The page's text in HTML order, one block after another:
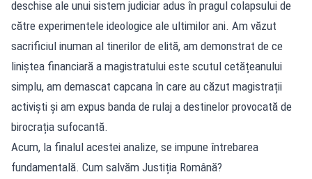
deschise ale unui sistem judiciar adus în pragul colapsului de
către experimentele ideologice ale ultimilor ani. Am văzut
sacrificiul inuman al tinerilor de elită, am demonstrat de ce
liniștea financiară a magistratului este scutul cetățeanului
simplu, am demascat capcana în care au căzut magistrații
activiști și am expus banda de rulaj a destinelor provocată de
birocrația sufocantă.
Acum, la finalul acestei analize, se impune întrebarea
fundamentală. Cum salvăm Justiția Română?